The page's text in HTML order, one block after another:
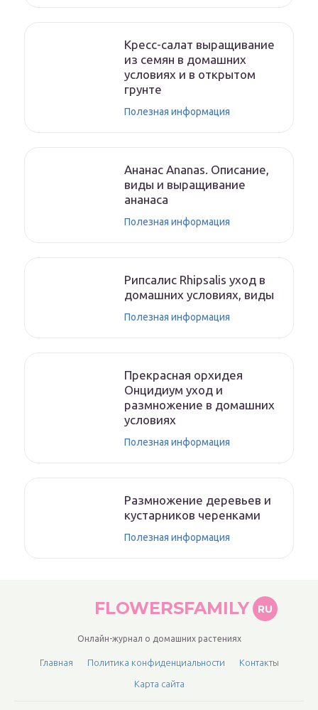
Кресс-салат выращивание
из семян в домашних
условиях и в открытом
грунте
Полезная информация
Ананас Ananas. Описание,
виды и выращивание
ананаса
Полезная информация
Рипсалис Rhipsalis уход в
домашних условиях, виды
Полезная информация
Прекрасная орхидея
Онцидиум уход и
размножение в домашних
условиях
Полезная информация
Размножение деревьев и
кустарников черенками
Полезная информация
FLOWERSFAMILY RU
Онлайн-журнал о домашних растениях
Главная Политика конфиденциальности Контакты
Карта сайта